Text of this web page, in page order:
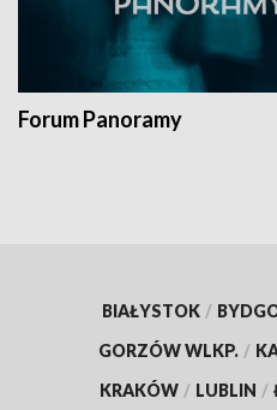
Forum Panoramy
BIAŁYSTOK /
GORZÓW WLKP. /
KRAKÓW / LUBLIN /